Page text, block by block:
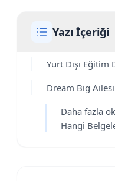
Yazı İçeriği
Yurt Dışı Eğitim
Dream Big
Daha fazla
Hangi